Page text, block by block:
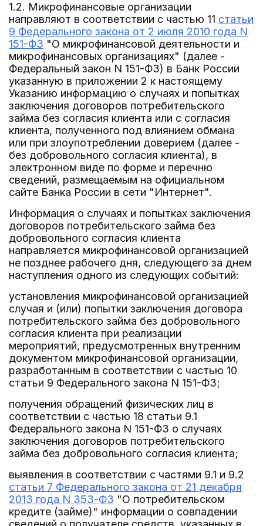
1.2. Микрофинансовые организации
направляют в соответствии с частью 11 статьи
9 Федерального закона от 2 июля 2010 года N
151-ФЗ "О микрофинансовой деятельности и
микрофинансовых организациях" (далее -
Федеральный закон N 151-ФЗ) в Банк России
указанную в приложении 2 к настоящему
Указанию информацию о случаях и попытках
заключения договоров потребительского
займа без согласия клиента или с согласия
клиента, полученного под влиянием обмана
или при злоупотреблении доверием (далее -
без добровольного согласия клиента), в
электронном виде по форме и перечню
сведений, размещаемым на официальном
сайте Банка России в сети "Интернет".
Информация о случаях и попытках заключения
договоров потребительского займа без
добровольного согласия клиента
направляется микрофинансовой организацией
не позднее рабочего дня, следующего за днем
наступления одного из следующих событий:
установления микрофинансовой организацией
случая и (или) попытки заключения договора
потребительского займа без добровольного
согласия клиента при реализации
мероприятий, предусмотренных внутренним
документом микрофинансовой организации,
разработанным в соответствии с частью 10
статьи 9 Федерального закона N 151-ФЗ;
получения обращений физических лиц в
соответствии с частью 18 статьи 9.1
Федерального закона N 151-ФЗ о случаях
заключения договоров потребительского
займа без добровольного согласия клиента;
выявления в соответствии с частями 9.1 и 9.2
статьи 7 Федерального закона от 21 декабря
2013 года N 353-ФЗ "О потребительском
кредите (займе)" информации о совпадении